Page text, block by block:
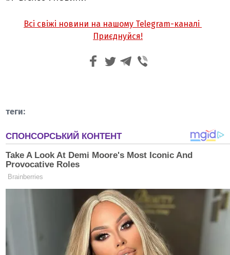
Всі свіжі новини на нашому Telegram-каналі
Приєднуйся!